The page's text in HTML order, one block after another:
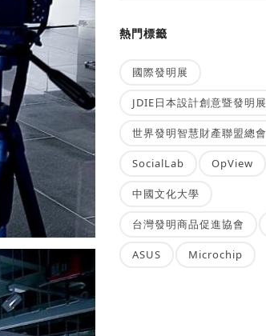
熱門標籤
國際發明展
JDIE日本設計創意暨發明展
世界發明智慧財產聯盟總會
SocialLab OpView
中國文化大學
台灣發明商品促進協會
ASUS Microchip